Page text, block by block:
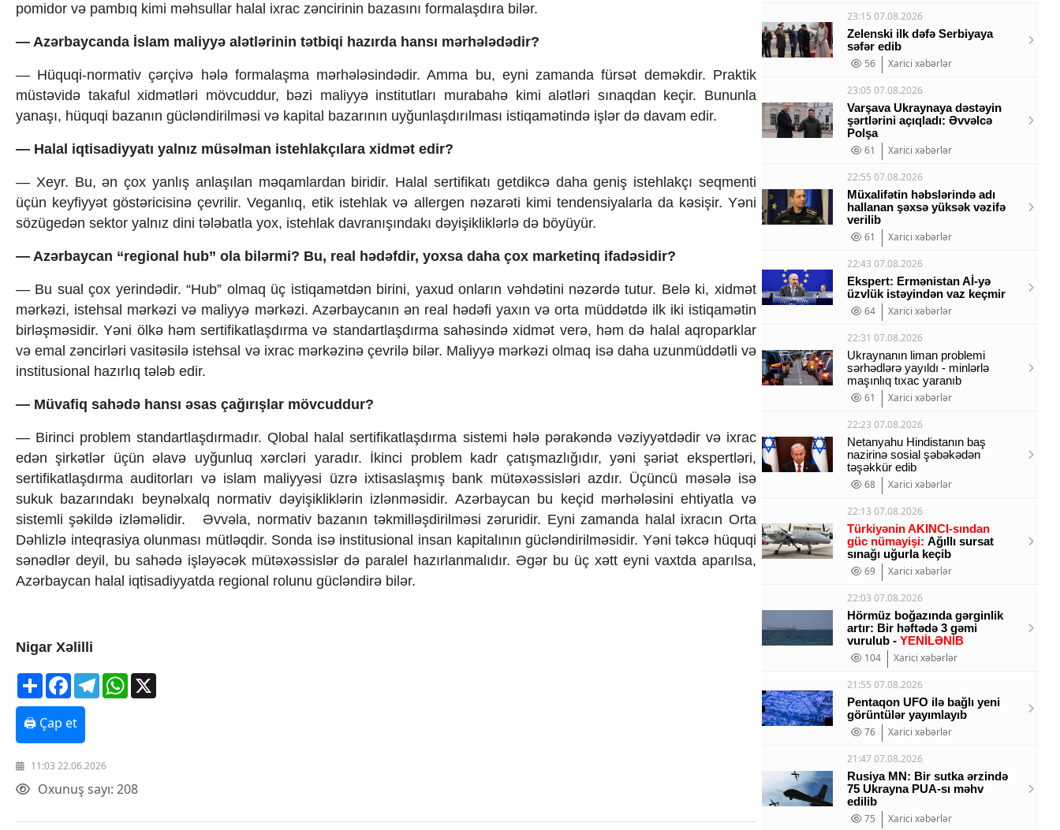
pomidor və pambıq kimi məhsullar halal ixrac zəncirinin bazasını formalaşdıra bilər.
— Azərbaycanda İslam maliyyə alətlərinin tətbiqi hazırda hansı mərhələdədir?
— Hüquqi-normativ çərçivə hələ formalaşma mərhələsindədir. Amma bu, eyni zamanda fürsət deməkdir. Praktik
müstəvidə takaful xidmətləri mövcuddur, bəzi maliyyə institutları murabahə kimi alətləri sınaqdan keçir. Bununla
yanaşı, hüquqi bazanın gücləndirilməsi və kapital bazarının uyğunlaşdırılması istiqamətində işlər də davam edir.
— Halal iqtisadiyyatı yalnız müsəlman istehlakçılara xidmət edir?
— Xeyr. Bu, ən çox yanlış anlaşılan məqamlardan biridir. Halal sertifikatı getdikcə daha geniş istehlakçı seqmenti
üçün keyfiyyət göstəricisinə çevrilir. Veganlıq, etik istehlak və allergen nəzarəti kimi tendensiyalarla da kəsişir. Yəni
sözügedən sektor yalnız dini tələbatla yox, istehlak davranışındakı dəyişikliklərlə də böyüyür.
— Azərbaycan “regional hub” ola bilərmi? Bu, real hədəfdir, yoxsa daha çox marketinq ifadəsidir?
— Bu sual çox yerindədir. “Hub” olmaq üç istiqamətdən birini, yaxud onların vəhdətini nəzərdə tutur. Belə ki, xidmət
mərkəzi, istehsal mərkəzi və maliyyə mərkəzi. Azərbaycanın ən real hədəfi yaxın və orta müddətdə ilk iki istiqamətin
birləşməsidir. Yəni ölkə həm sertifikatlaşdırma və standartlaşdırma sahəsində xidmət verə, həm də halal aqroparklar
və emal zəncirləri vasitəsilə istehsal və ixrac mərkəzinə çevrilə bilər. Maliyyə mərkəzi olmaq isə daha uzunmüddətli və
institusional hazırlıq tələb edir.
— Müvafiq sahədə hansı əsas çağırışlar mövcuddur?
— Birinci problem standartlaşdırmadır. Qlobal halal sertifikatlaşdırma sistemi hələ pərakəndə vəziyyətdədir və ixrac
edən şirkətlər üçün əlavə uyğunluq xərcləri yaradır. İkinci problem kadr çatışmazlığıdır, yəni şəriət ekspertləri,
sertifikatlaşdırma auditorları və islam maliyyəsi üzrə ixtisaslaşmış bank mütəxəssisləri azdır. Üçüncü məsələ isə
sukuk bazarındakı beynəlxalq normativ dəyişikliklərin izlənməsidir. Azərbaycan bu keçid mərhələsini ehtiyatla və
sistemli şəkildə izləməlidir. Əvvəla, normativ bazanın təkmilləşdirilməsi zəruridir. Eyni zamanda halal ixracın Orta
Dəhlizlə inteqrasiya olunması mütləqdir. Sonda isə institusional insan kapitalının gücləndirilməsidir. Yəni təkcə hüquqi
sənədlər deyil, bu sahədə işləyəcək mütəxəssislər də paralel hazırlanmalıdır. Əgər bu üç xətt eyni vaxtda aparılsa,
Azərbaycan halal iqtisadiyyatda regional rolunu gücləndirə bilər.
Nigar Xəlilli
ShareFacebookTelegramWhatsApp
🖨 Çap et
11:03 22.06.2026
Oxunuş sayı: 208
23:15 07.08.2026
Zelenski ilk dəfə Serbiyaya
səfər edib
56
Xarici xəbərlər
23:05 07.08.2026
Varşava Ukraynaya dəstəyin
şərtlərini açıqladı: Əvvəlcə
Polşa
61
Xarici xəbərlər
22:55 07.08.2026
Müxalifətin həbslərində adı
hallanan şəxsə yüksək vəzifə
verilib
61
Xarici xəbərlər
22:43 07.08.2026
Ekspert: Ermənistan Aİ-yə
üzvlük istəyindən vaz keçmir
64
Xarici xəbərlər
22:31 07.08.2026
Ukraynanın liman problemi
sərhədlərə yayıldı - minlərlə
maşınlıq tıxac yaranıb
61
Xarici xəbərlər
22:23 07.08.2026
Netanyahu Hindistanın baş
nazirinə sosial şəbəkədən
təşəkkür edib
68
Xarici xəbərlər
22:13 07.08.2026
Türkiyənin AKINCI-sından
güc nümayişi: Ağıllı sursat
sınağı uğurla keçib
69
Xarici xəbərlər
22:03 07.08.2026
Hörmüz boğazında gərginlik
artır: Bir həftədə 3 gəmi
vurulub - YENİLƏNİB
104
Xarici xəbərlər
21:55 07.08.2026
Pentaqon UFO ilə bağlı yeni
görüntülər yayımlayıb
76
Xarici xəbərlər
21:47 07.08.2026
Rusiya MN: Bir sutka ərzində
75 Ukrayna PUA-sı məhv
edilib
75
Xarici xəbərlər